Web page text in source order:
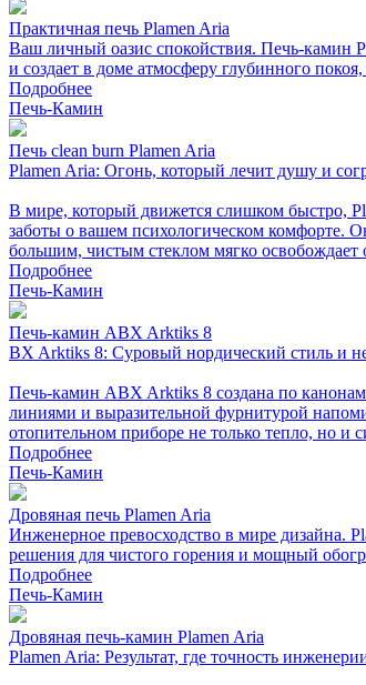
Практичная печь Plamen Aria
Ваш личный оазис спокойствия. Печь-камин
и создает в доме атмосферу глубинного
Подробнее
Печь-Камин
Печь clean burn Plamen Aria
Plamen Aria: Огонь, который лечит душу и
В мире, который движется слишком быстро,
заботы о вашем психологическом комфорте.
большим, чистым стеклом мягко освобождает
Подробнее
Печь-Камин
Печь-камин ABX Arktiks 8
BX Arktiks 8: Суровый нордический стиль и
Печь-камин ABX Arktiks 8 создана по канонам
линиями и выразительной фурнитурой
отопительном приборе не только тепло, но и
Подробнее
Печь-Камин
Дровяная печь Plamen Aria
Инженерное превосходство в мире дизайна.
решения для чистого горения и мощный
Подробнее
Печь-Камин
Дровяная печь-камин Plamen Aria
Plamen Aria: Результат, где точность